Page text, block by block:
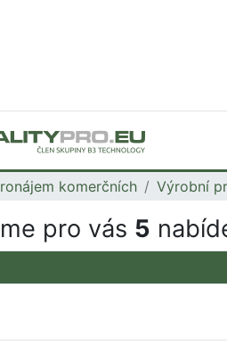
komerčních Výrobní
pro vás 5